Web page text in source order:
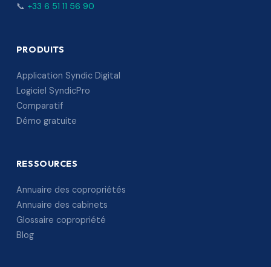
📞 +33 6 51 11 56 90
PRODUITS
Application Syndic Digital
Logiciel SyndicPro
Comparatif
Démo gratuite
RESSOURCES
Annuaire des copropriétés
Annuaire des cabinets
Glossaire copropriété
Blog